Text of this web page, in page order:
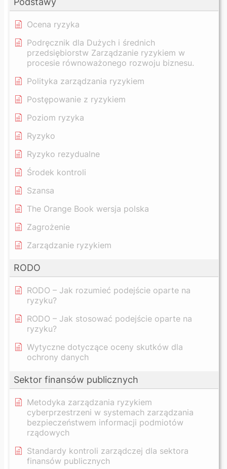
Ocena ryzyka
Podręcznik dla Dużych i średnich
przedsiębiorstw Zarządzanie ryzykiem w
procesie równoważonego rozwoju biznesu.
Polityka zarządzania ryzykiem
Postępowanie z ryzykiem
Poziom ryzyka
Ryzyko
Ryzyko rezydualne
Środek kontroli
Szansa
The Orange Book wersja polska
Zagrożenie
Zarządzanie ryzykiem
RODO
RODO – Jak rozumieć podejście oparte na
ryzyku?
RODO – Jak stosować podejście oparte na
ryzyku?
Wytyczne dotyczące oceny skutków dla
ochrony danych
Sektor finansów publicznych
Metodyka zarządzania ryzykiem
cyberprzestrzeni w systemach zarządzania
bezpieczeństwem informacji podmiotów
rządowych
Standardy kontroli zarządczej dla sektora
finansów publicznych